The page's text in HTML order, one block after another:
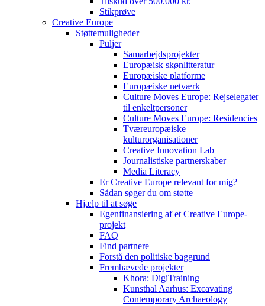
Stikprøve
Creative Europe
Støttemuligheder
Puljer
Samarbejdsprojekter
Europæisk skønlitteratur
Europæiske platforme
Europæiske netværk
Culture Moves Europe: Rejselegater
til enkeltpersoner
Culture Moves Europe: Residencies
Tværeuropæiske
kulturorganisationer
Creative Innovation Lab
Journalistiske partnerskaber
Media Literacy
Er Creative Europe relevant for mig?
Sådan søger du om støtte
Hjælp til at søge
Egenfinansiering af et Creative Europe-
projekt
FAQ
Find partnere
Forstå den politiske baggrund
Fremhævede projekter
Khora: DigiTraining
Kunsthal Aarhus: Excavating
Contemporary Archaeology